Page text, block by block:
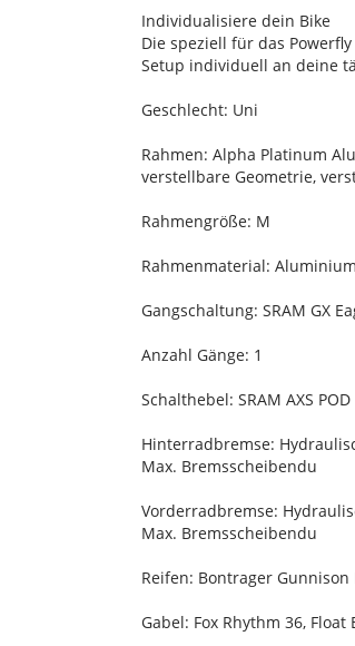
Individualisiere dein Bike
Die speziell für das
Setup individuell an deine
Geschlecht: Uni
Rahmen: Alpha Platinum
verstellbare Geometrie,
Rahmengröße: M
Rahmenmaterial: Aluminium
Gangschaltung: SRAM GX
Anzahl Gänge: 1
Schalthebel: SRAM AXS POD
Hinterradbremse:
Max. Bremsscheibendu
Vorderradbremse:
Max. Bremsscheibendu
Reifen: Bontrager Gunnison
Gabel: Fox Rhythm 36,